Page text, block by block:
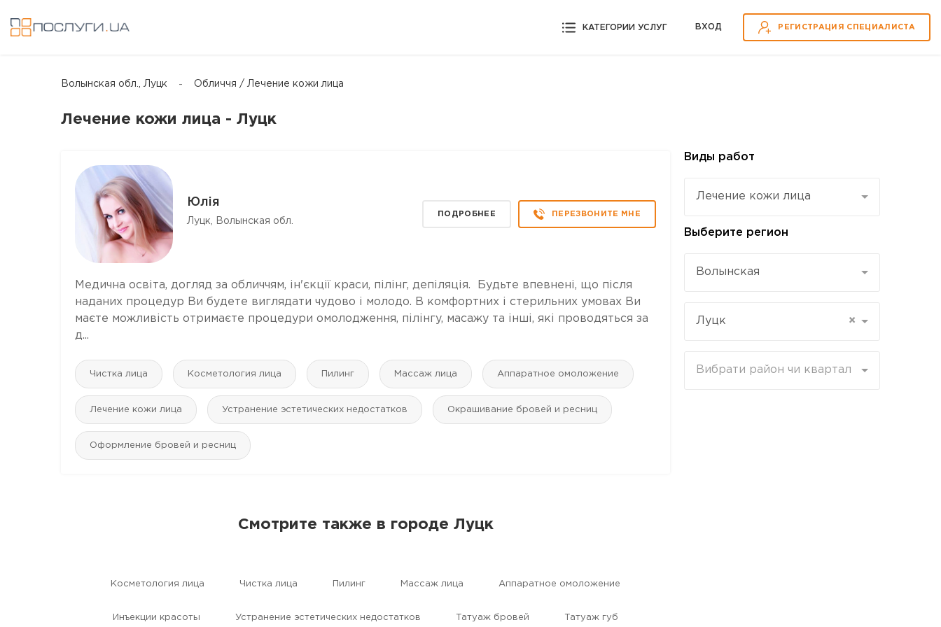
КАТЕГОРИИ УСЛУГ ВХOД РЕГИСТРАЦИЯ СПЕЦИАЛИСТА
Волынская обл., Луцк Oбличчя / Лечение кожи лица
Лечение кожи лица - Луцк
Юлія
Луцк, Волынская обл.
ПОДРОБНЕЕ ПЕРЕЗВОНИТЕ МНЕ
Медична освіта, догляд за обличчям, ін'єкції краси, пілінг, депіляція. Будьте впевнені, що після
наданих процедур Ви будете виглядати чудово і молодо. В комфортних і стерильних умовах Ви
маєте можливість отримаєте процедури омолодження, пілінгу, масажу та інші, які проводяться за
д...
Чистка лица Косметология лица Пилинг Массаж лица Аппаратное омоложение
Лечение кожи лица Устранение эстетических недостатков Окрашивание бровей и ресниц
Оформление бровей и ресниц
Смотрите также в городе Луцк
Косметология лица Чистка лица Пилинг Массаж лица Аппаратное омоложение
Инъекции красоты Устранение эстетических недостатков Татуаж бровей Татуаж губ
Виды работ
Лечение кожи лица
Выберите регион
Волынская
×
Луцк
Вибрати район чи квартал